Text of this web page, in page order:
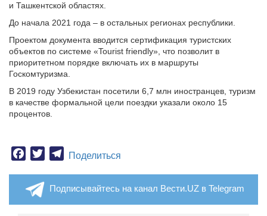
и Ташкентской областях.
До начала 2021 года – в остальных регионах республики.
Проектом документа вводится сертификация туристских
объектов по системе «Tourist friendly», что позволит в
приоритетном порядке включать их в маршруты
Госкомтуризма.
В 2019 году Узбекистан посетили 6,7 млн иностранцев, туризм
в качестве формальной цели поездки указали около 15
процентов.
Facebook
TwitterTelegram
Поделиться
Подписывайтесь на канал Вести.UZ в Telegram